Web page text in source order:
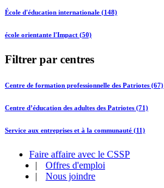
École d'éducation internationale (148)
école orientante l'Impact (50)
Filtrer par centres
Centre de formation professionnelle des Patriotes (67)
Centre d’éducation des adultes des Patriotes (71)
Service aux entreprises et à la communauté (11)
Faire affaire avec le CSSP
|
Offres d'emploi
|
Nous joindre